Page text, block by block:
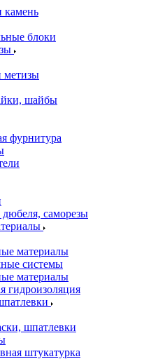
камень
блоки
метизы
шайбы
фурнитура
саморезы
материалы
системы
материалы
гидроизоляция
шпатлевки
штукатурка